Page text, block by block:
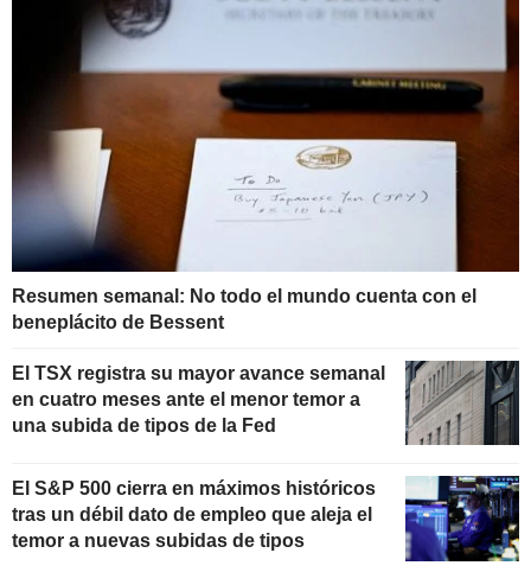
Resumen semanal: No todo el mundo cuenta con el
beneplácito de Bessent
El TSX registra su mayor avance semanal
en cuatro meses ante el menor temor a
una subida de tipos de la Fed
El S&P 500 cierra en máximos históricos
tras un débil dato de empleo que aleja el
temor a nuevas subidas de tipos